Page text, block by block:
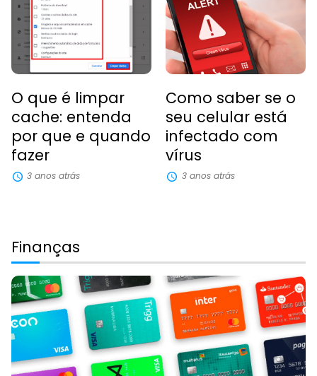
O que é limpar
cache: entenda
por que e quando
fazer
3 anos atrás
Como saber se o
seu celular está
infectado com
vírus
3 anos atrás
Finanças